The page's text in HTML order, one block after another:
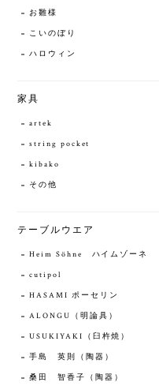
お雛様
こいのぼり
ハロウィン
家具
artek
string pocket
kibako
その他
テーブルウエア
Heim Söhne ハイムゾーネ
cutipol
HASAMI ポーセリン
ALONGU（明論具）
USUKIYAKI（臼杵焼）
手島 英則（陶器）
桑田 智香子（陶器）